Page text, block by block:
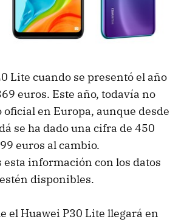
Lite cuando se presentó el año
euros. Este año, todavía no
en Europa, aunque desde
se ha dado una cifra de 450
euros al cambio.
información con los datos
disponibles.
el Huawei P30 Lite llegará en